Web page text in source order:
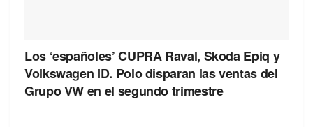
Los ‘españoles’ CUPRA Raval, Skoda Epiq y
Volkswagen ID. Polo disparan las ventas del
Grupo VW en el segundo trimestre